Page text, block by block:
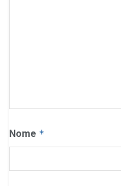
Nome *